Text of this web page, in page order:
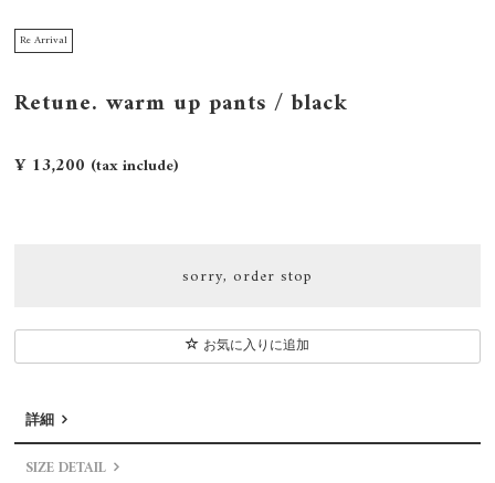
Re Arrival
Retune. warm up pants / black
¥ 13,200 (tax include)
sorry, order stop
お気に入りに追加
詳細
SIZE DETAIL